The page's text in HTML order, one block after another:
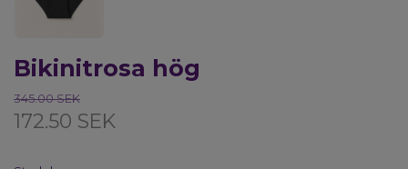
Bikinitrosa hög
345.00 SEK
172.50 SEK